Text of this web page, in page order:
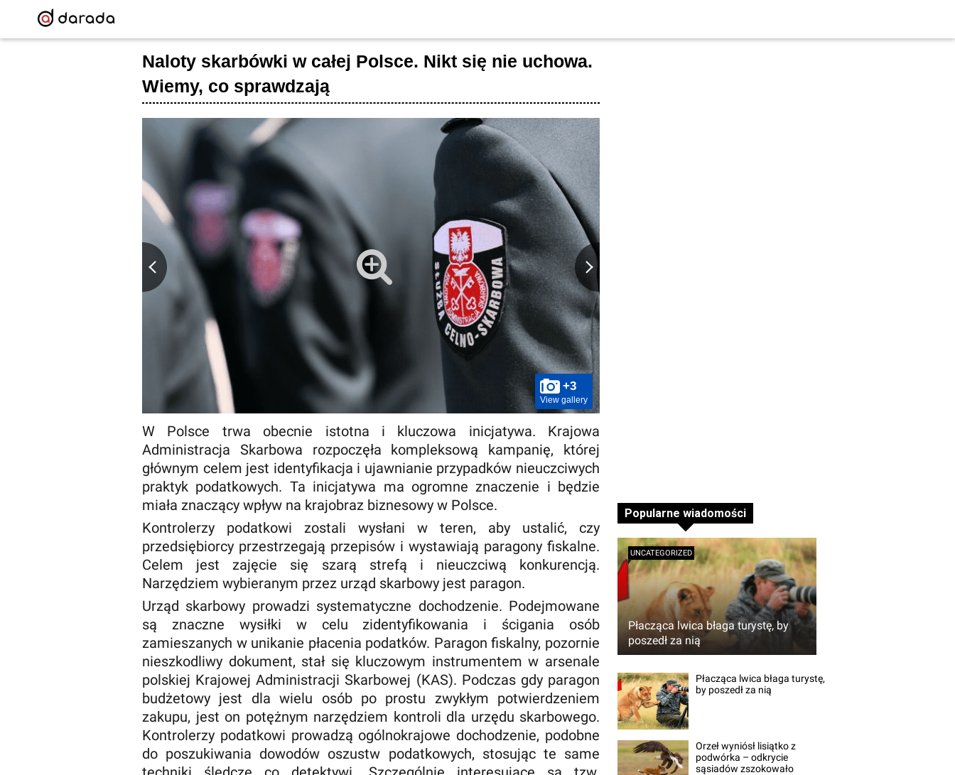
Naloty skarbówki w całej Polsce. Nikt się nie uchowa.
Wiemy, co sprawdzają
+3
View gallery
W Polsce trwa obecnie istotna i kluczowa inicjatywa. Krajowa
Administracja Skarbowa rozpoczęła kompleksową kampanię, której
głównym celem jest identyfikacja i ujawnianie przypadków nieuczciwych
praktyk podatkowych. Ta inicjatywa ma ogromne znaczenie i będzie
miała znaczący wpływ na krajobraz biznesowy w Polsce.
Kontrolerzy podatkowi zostali wysłani w teren, aby ustalić, czy
przedsiębiorcy przestrzegają przepisów i wystawiają paragony fiskalne.
Celem jest zajęcie się szarą strefą i nieuczciwą konkurencją.
Narzędziem wybieranym przez urząd skarbowy jest paragon.
Urząd skarbowy prowadzi systematyczne dochodzenie. Podejmowane
są znaczne wysiłki w celu zidentyfikowania i ścigania osób
zamieszanych w unikanie płacenia podatków. Paragon fiskalny, pozornie
nieszkodliwy dokument, stał się kluczowym instrumentem w arsenale
polskiej Krajowej Administracji Skarbowej (KAS). Podczas gdy paragon
budżetowy jest dla wielu osób po prostu zwykłym potwierdzeniem
zakupu, jest on potężnym narzędziem kontroli dla urzędu skarbowego.
Kontrolerzy podatkowi prowadzą ogólnokrajowe dochodzenie, podobne
do poszukiwania dowodów oszustw podatkowych, stosując te same
Popularne wiadomości
Płacząca lwica błaga turystę, by
poszedł za nią
UNCATEGORIZED
Płacząca lwica błaga turystę,
by poszedł za nią
Orzeł wyniósł lisiątko z
podwórka – odkrycie
sąsiadów zszokowało